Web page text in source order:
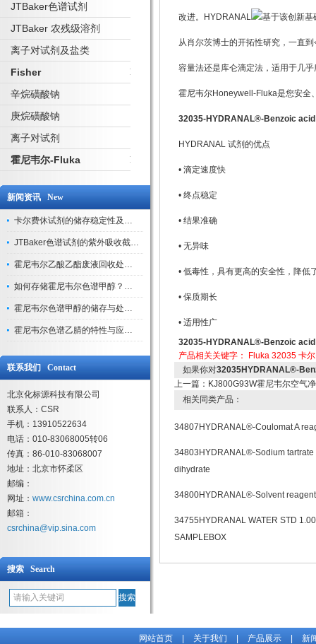
JTBaker色谱试剂
JTBaker 农残级溶剂
离子对试剂及盐类
Fisher
辛烷磺酸钠
庚烷磺酸钠
离子对试剂
霍尼韦尔-Fluka
新闻资讯 New
卡尔费休试剂的储存稳定性及开封后有效期验证
JTBaker色谱试剂的紫外吸收截止波长与背景干扰
霍尼韦尔乙酸乙酯废液回收处理方法与环保处置建议
如何存储霍尼韦尔色谱甲醇？避光、密封、远离火源
霍尼韦尔色谱甲醇的储存与处理注意事项
霍尼韦尔色谱乙腈的特性与应用领域解析
联系我们 Contact
北京化标源科技有限公司
联系人：CSR
手机：13910522634
电话：010-83068005转06
传真：86-010-83068007
地址：北京市怀柔区
邮编：
网址： www.csrchina.com.cn
邮箱：
csrchina@vip.sina.com
搜索 Search
改进。HYDRANAL 基于该创新基
从肖尔茨博士的开拓性研究，一直
容量法还是库仑滴定法，适用于几
霍尼韦尔Honeywell-Fluka是您安全
32035-HYDRANAL®-Benzoic
HYDRANAL 试剂的优点
• 滴定速度快
• 终点稳定
• 结果准确
• 无异味
• 低毒性，具有更高的安全性，降低
• 保质期长
• 适用性广
32035-HYDRANAL®-Benzoic
产品相关关键字：
Fluka 32035 卡
如果你对32035HYDRANAL®-
上一篇： KJ800G93W霍尼韦尔空气
相关同类产品：
34807HYDRANAL®-Coulomat A
34803HYDRANAL®-Sodium tartrate
dihydrate
34800HYDRANAL®-Solvent reagent
34755HYDRANAL WATER STD 1.00
SAMPLEBOX
网站首页 关于我们 产品展示 新